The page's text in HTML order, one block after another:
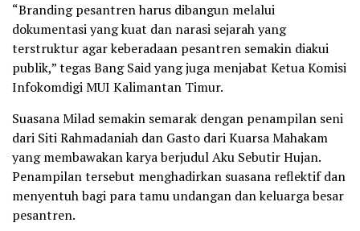
“Branding pesantren harus dibangun melalui
dokumentasi yang kuat dan narasi sejarah yang
terstruktur agar keberadaan pesantren semakin diakui
publik,” tegas Bang Said yang juga menjabat Ketua Komisi
Infokomdigi MUI Kalimantan Timur.
Suasana Milad semakin semarak dengan penampilan seni
dari Siti Rahmadaniah dan Gasto dari Kuarsa Mahakam
yang membawakan karya berjudul Aku Sebutir Hujan.
Penampilan tersebut menghadirkan suasana reflektif dan
menyentuh bagi para tamu undangan dan keluarga besar
pesantren.